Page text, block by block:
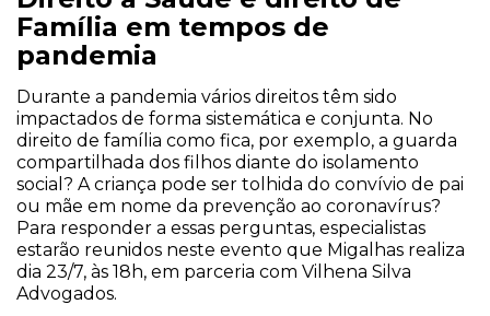
Família em tempos de
pandemia
Durante a pandemia vários direitos têm sido
impactados de forma sistemática e conjunta. No
direito de família como fica, por exemplo, a guarda
compartilhada dos filhos diante do isolamento
social? A criança pode ser tolhida do convívio de pai
ou mãe em nome da prevenção ao coronavírus?
Para responder a essas perguntas, especialistas
estarão reunidos neste evento que Migalhas realiza
dia 23/7, às 18h, em parceria com Vilhena Silva
Advogados.